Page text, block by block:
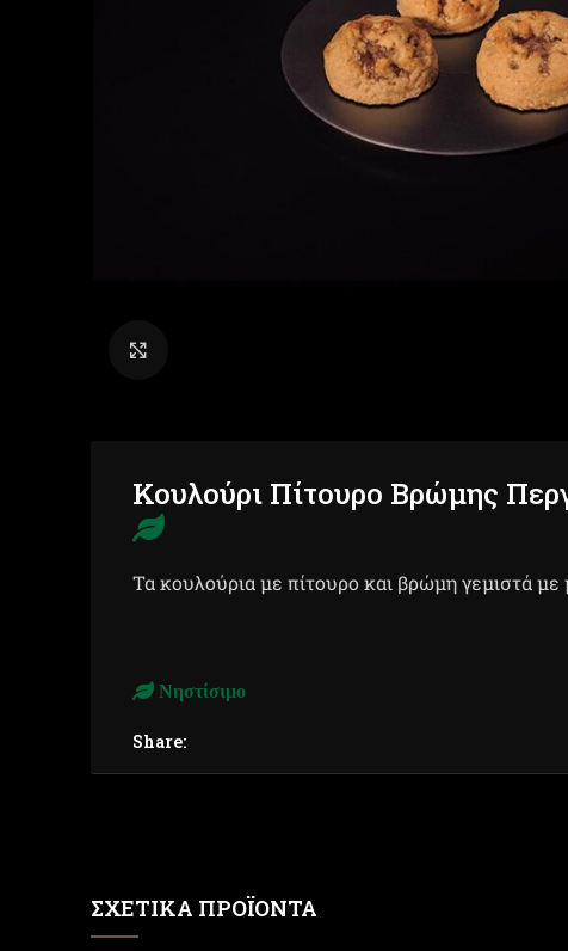
Κουλούρι Πίτουρο Βρώμης
Τα κουλούρια με πίτουρο και βρώμη γεμιστά με
Νηστίσιμο
Share:
ΣΧΕΤΙΚΆ ΠΡΟΪΌΝΤΑ